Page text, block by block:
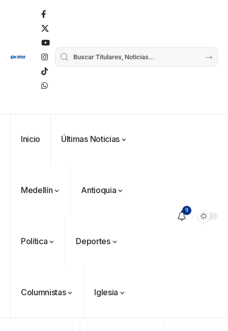
Inicio Últimas Noticias
Medellín Antioquia
Política Deportes
Columnistas Iglesia
9